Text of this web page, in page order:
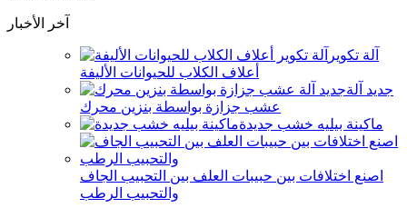
آخر الأخبار
آلة تكوير
أعلاف الكلاب للحيوانات الأليفة
جديد آلة
عشب جزازة بواسطة بنزين محرك
ماكينة بيليه خشب جديدة
اصنع اختلافات بين حبيبات العلف بين التحبيب الجاف
والتحبيب الرطب